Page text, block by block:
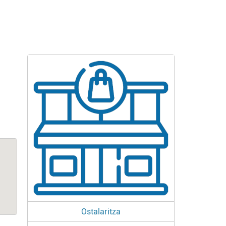
Ostalaritza